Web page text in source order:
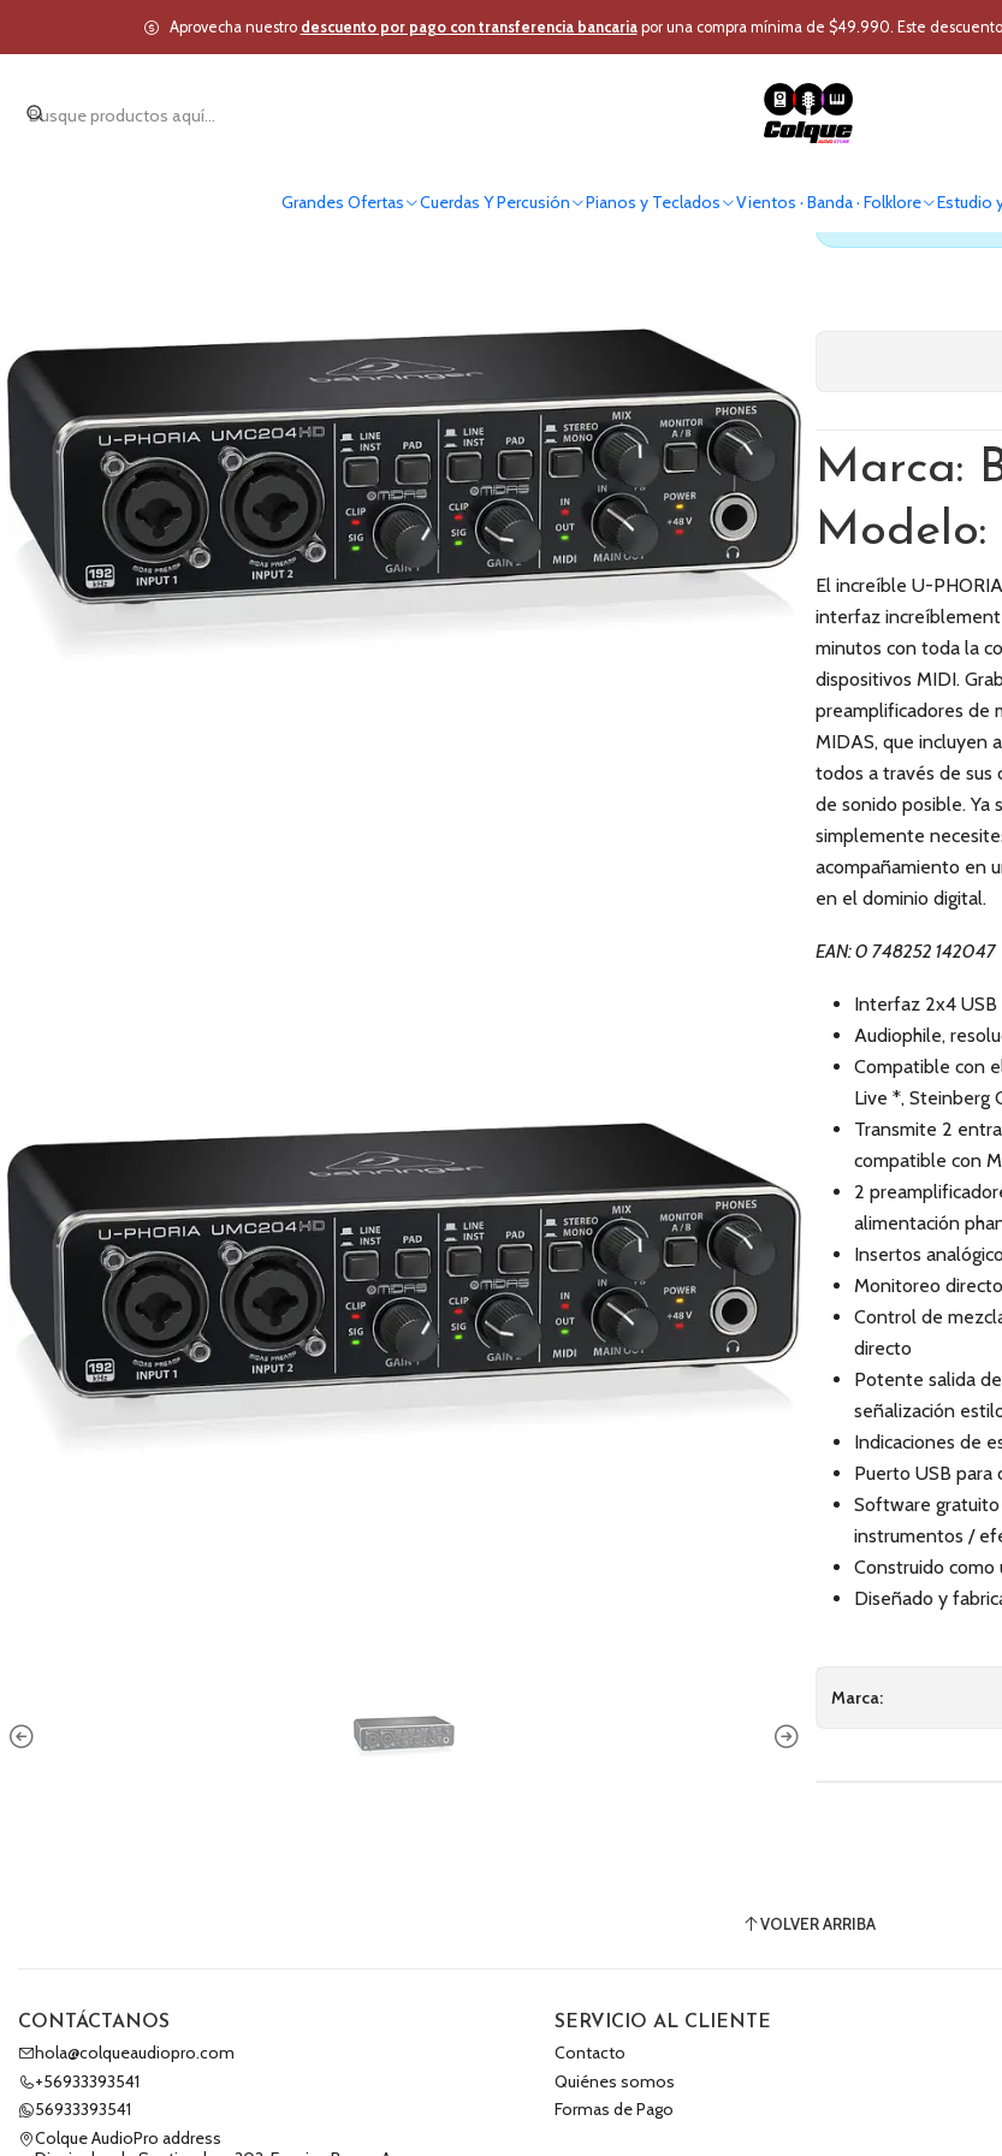
Grandes Ofertas Cuerdas Y Percusión Pianos y Teclados Vientos · Banda · Folklore Estudio
Aprovecha nuestro descuento por pago con transferencia bancariapor una compra mínima de $49.990. Este
Inicio Estudio y Audio Pro Home Estudio y DJ Estudio Interfaz Interfaz
Interfaz
Antes de
Marca:
El increíble U-
interfaz
minutos con toda la
dispositivos MIDI.
preamplificadores de
MIDAS, que incluyen
todos a través de sus
de sonido posible. Ya
simplemente
acompañamiento en
en el dominio digital.
EAN: 0 748252 142047
Interfaz 2x4
Audiophile,
Compatible con
Live *, Steinberg
Transmite 2
compatible con
2
alimentación
Insertos
Monitoreo
Control de
directo
Potente salida
señalización
Indicaciones de
Puerto USB
Software gratuito
instrumentos /
Construido como
Diseñado y
Marca:
VOLVER ARRIBA
CONTÁCTANOS
hola@colqueaudiopro.com
+56933393541
56933393541
Colque AudioPro address
SERVICIO AL CLIENTE
Contacto
Quiénes somos
Formas de Pago